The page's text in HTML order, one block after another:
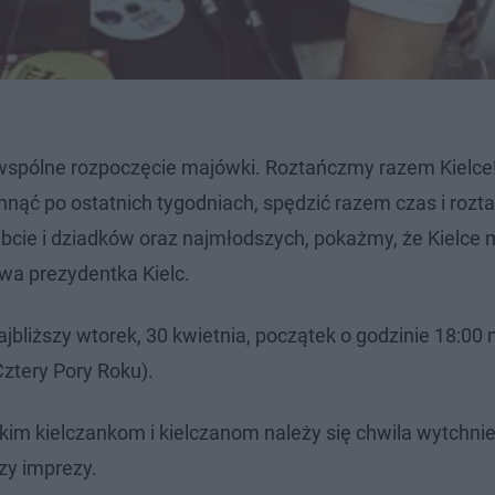
rozpoczęcie majówki. Roztańczmy razem
po ostatnich tygodniach, spędzić razem czas i
i dziadków oraz najmłodszych, pokażmy, że Kielce
prezydentka Kielc.
wtorek, 30 kwietnia, początek o godzinie 18:00
Pory Roku).
kielczankom i kielczanom należy się chwila
imprezy.